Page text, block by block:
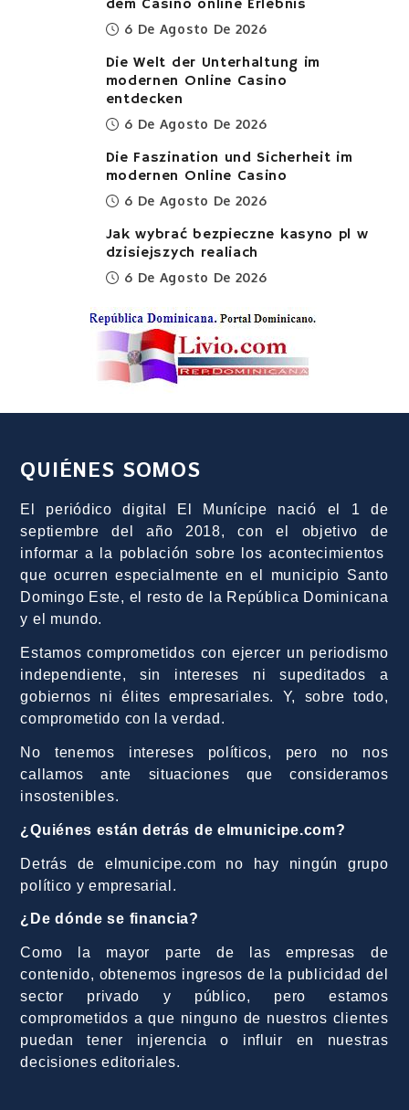
dem Casino online Erlebnis
6 De Agosto De 2026
Die Welt der Unterhaltung im
modernen Online Casino
entdecken
6 De Agosto De 2026
Die Faszination und Sicherheit im
modernen Online Casino
6 De Agosto De 2026
Jak wybrać bezpieczne kasyno pl w
dzisiejszych realiach
6 De Agosto De 2026
QUIÉNES SOMOS
El periódico digital El Munícipe nació el 1 de
septiembre del año 2018, con el objetivo de
informar a la población sobre los acontecimientos
que ocurren especialmente en el municipio Santo
Domingo Este, el resto de la República Dominicana
y el mundo.
Estamos comprometidos con ejercer un periodismo
independiente, sin intereses ni supeditados a
gobiernos ni élites empresariales. Y, sobre todo,
comprometido con la verdad.
No tenemos intereses políticos, pero no nos
callamos ante situaciones que consideramos
insostenibles.
¿Quiénes están detrás de elmunicipe.com?
Detrás de elmunicipe.com no hay ningún grupo
político y empresarial.
¿De dónde se financia?
Como la mayor parte de las empresas de
contenido, obtenemos ingresos de la publicidad del
sector privado y público, pero estamos
comprometidos a que ninguno de nuestros clientes
puedan tener injerencia o influir en nuestras
decisiones editoriales.